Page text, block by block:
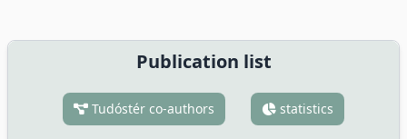
Publication list
Tudóstér co-authors statistics